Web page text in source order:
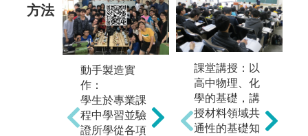
方法
動手製造實
作：
學生於專業課
程中學習並驗
證所學從各項
專題研究與專
題競賽：結合
大學所學理論
與實務知識，
課堂講授：以
高中物理、化
學的基礎，講
授材料領域共
通性的基礎知